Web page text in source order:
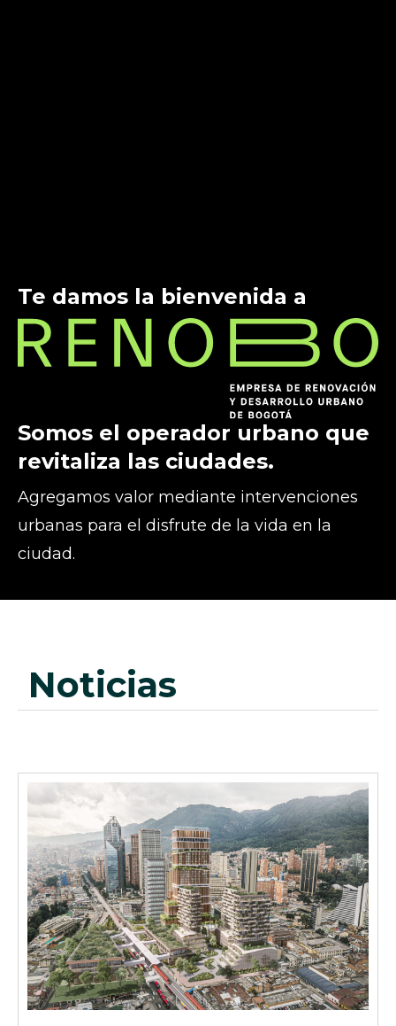
Te damos la bienvenida a
Somos el operador urbano que
revitaliza las ciudades.
Agregamos valor mediante intervenciones
urbanas para el disfrute de la vida en la
ciudad.
noticias